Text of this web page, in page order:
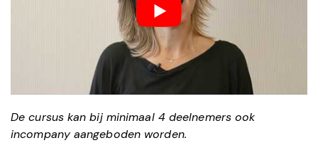
De cursus kan bij minimaal 4 deelnemers ook
incompany aangeboden worden.